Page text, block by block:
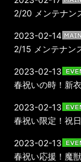
2/20 メンテナン
2/15 メンテナン
2023-02-14
春祝いの時！新
2023-02-13
春祝い限定！祝
2023-02-13
春祝い応援！魔
2023-02-13